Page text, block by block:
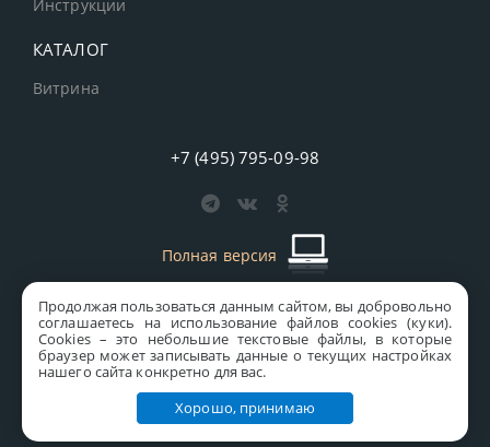
Продолжая пользоваться данным сайтом, вы добровольно
соглашаетесь на использование файлов cookies (куки).
Сookies – это небольшие текстовые файлы, в которые
браузер может записывать данные о текущих настройках
нашего сайта конкретно для вас.
Хорошо, принимаю
Инструкции
КАТАЛОГ
Витрина
+7 (495) 795-09-98
Полная версия
старая версия сайтаMICS
Все права защищены © 1997-2026 MICS Distribution Company
Правовая информация